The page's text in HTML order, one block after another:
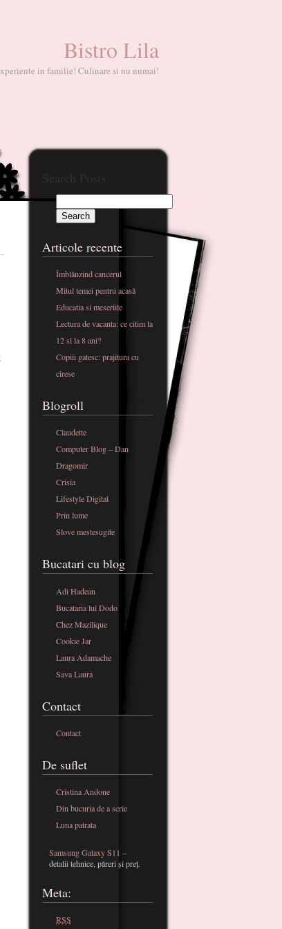
Bistro Lila
in familie! Culinare si nu numai!
Search Posts
Articole recente
Îmblânzind cancerul
Mitul temei pentru acasă
Educatia si meseriile
Lectura de vacanta: ce citim la
12 si la 8 ani?
Copiii gatesc: prajitura cu
cirese
Blogroll
Claudette
Computer Blog – Dan
Dragomir
Crisia
Lifestyle Digital
Prin lume
Slove mestesugite
Bucatari cu blog
Adi Hadean
Bucataria lui Dodo
Chez Mazilique
Cookie Jar
Laura Adamache
Sava Laura
Contact
Contact
De suflet
Cristina Andone
Din bucuria de a scrie
Luna patrata
Samsung Galaxy S11 –
detalii tehnice, păreri și preț.
Meta:
RSS